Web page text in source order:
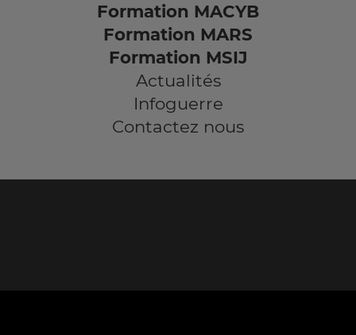
Formation MACYB
Formation MARS
Formation MSIJ
Actualités
Infoguerre
Contactez nous